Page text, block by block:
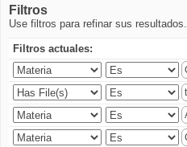
Filtros
Use filtros para refinar sus resultados.
Filtros actuales: